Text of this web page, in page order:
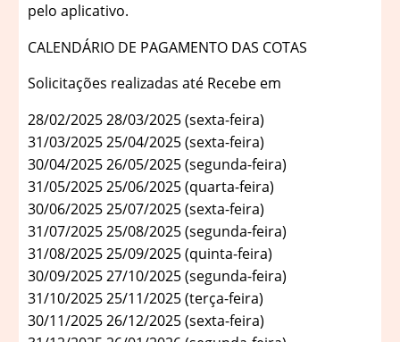
pelo aplicativo.
CALENDÁRIO DE PAGAMENTO DAS COTAS
Solicitações realizadas até Recebe em
28/02/2025 28/03/2025 (sexta-feira)
31/03/2025 25/04/2025 (sexta-feira)
30/04/2025 26/05/2025 (segunda-feira)
31/05/2025 25/06/2025 (quarta-feira)
30/06/2025 25/07/2025 (sexta-feira)
31/07/2025 25/08/2025 (segunda-feira)
31/08/2025 25/09/2025 (quinta-feira)
30/09/2025 27/10/2025 (segunda-feira)
31/10/2025 25/11/2025 (terça-feira)
30/11/2025 26/12/2025 (sexta-feira)